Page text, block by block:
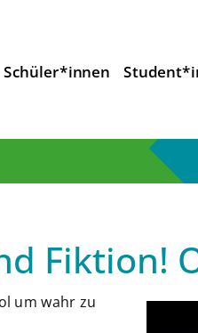
Schüler*innen
Fiktion!
um wahr zu